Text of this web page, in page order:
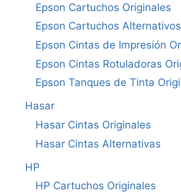
Epson Cartuchos Originales
Epson Cartuchos Alternativos
Epson Cintas de Impresión
Epson Cintas Rotuladoras
Epson Tanques de Tinta
Hasar
Hasar Cintas Originales
Hasar Cintas Alternativas
HP
HP Cartuchos Originales